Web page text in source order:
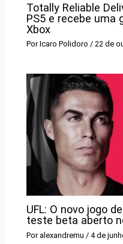
Totally Reliable
PS5 e recebe uma
Xbox
PorIcaro Polidoro/22 de
UFL: O novo jogo
teste beta aberto
Por alexandremu /4 de